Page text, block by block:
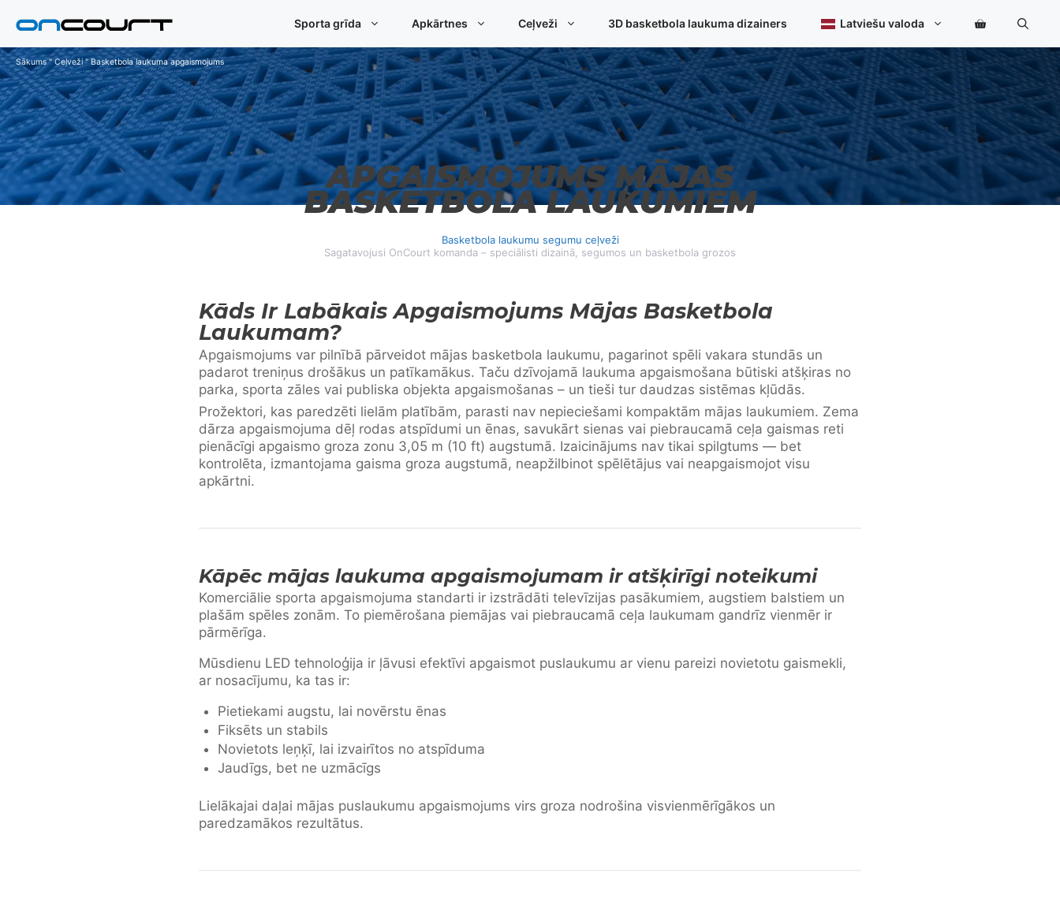
Sporta grīda Apkārtnes Ceļveži 3D basketbola laukuma dizainers Latviešu valoda
Sākums"Ceļveži"Basketbola laukuma apgaismojums
APGAISMOJUMS MĀJAS
BASKETBOLA LAUKUMIEM
Basketbola laukumu segumu ceļveži
Sagatavojusi OnCourt komanda – speciālisti dizainā, segumos un basketbola grozos
Kāds Ir Labākais Apgaismojums Mājas Basketbola
Laukumam?
Apgaismojums var pilnībā pārveidot mājas basketbola laukumu, pagarinot spēli vakara stundās un
padarot treniņus drošākus un patīkamākus. Taču dzīvojamā laukuma apgaismošana būtiski atšķiras no
parka, sporta zāles vai publiska objekta apgaismošanas – un tieši tur daudzas sistēmas kļūdās.
Prožektori, kas paredzēti lielām platībām, parasti nav nepieciešami kompaktām mājas laukumiem. Zema
dārza apgaismojuma dēļ rodas atspīdumi un ēnas, savukārt sienas vai piebraucamā ceļa gaismas reti
pienācīgi apgaismo groza zonu 3,05 m (10 ft) augstumā. Izaicinājums nav tikai spilgtums — bet
kontrolēta, izmantojama gaisma groza augstumā, neapžilbinot spēlētājus vai neapgaismojot visu
apkārtni.
Kāpēc mājas laukuma apgaismojumam ir atšķirīgi noteikumi
Komerciālie sporta apgaismojuma standarti ir izstrādāti televīzijas pasākumiem, augstiem balstiem un
plašām spēles zonām. To piemērošana piemājas vai piebraucamā ceļa laukumam gandrīz vienmēr ir
pārmērīga.
Mūsdienu LED tehnoloģija ir ļāvusi efektīvi apgaismot puslaukumu ar vienu pareizi novietotu gaismekli,
ar nosacījumu, ka tas ir:
Pietiekami augstu, lai novērstu ēnas
Fiksēts un stabils
Novietots leņķī, lai izvairītos no atspīduma
Jaudīgs, bet ne uzmācīgs
Lielākajai daļai mājas puslaukumu apgaismojums virs groza nodrošina visvienmērīgākos un
paredzamākos rezultātus.